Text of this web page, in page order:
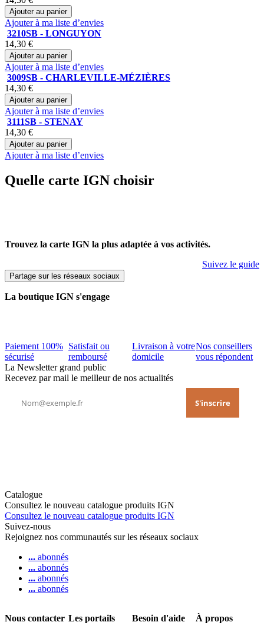
Ajouter au panier
Ajouter à ma liste d’envies
3210SB - LONGUYON
14,30 €
Ajouter au panier
Ajouter à ma liste d’envies
3009SB - CHARLEVILLE-MÉZIÈRES
14,30 €
Ajouter au panier
Ajouter à ma liste d’envies
3111SB - STENAY
14,30 €
Ajouter au panier
Ajouter à ma liste d’envies
Quelle carte IGN choisir
Trouvez la carte IGN la plus adaptée à vos activités.
Suivez le guide
Partage sur les réseaux sociaux
La boutique IGN s'engage
Paiement 100%
sécurisé
Satisfait ou
remboursé
Livraison à votre
domicile
Nos conseillers
vous répondent
La Newsletter grand public
Recevez par mail le meilleur de nos actualités
Catalogue
Consultez le nouveau catalogue produits IGN
Consultez le nouveau catalogue produits IGN
Suivez-nous
Rejoignez nos communautés sur les réseaux sociaux
... abonnés
... abonnés
... abonnés
... abonnés
Nous contacter Les portails
Besoin d'aide À propos